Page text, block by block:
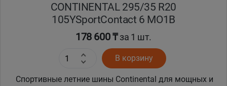
CONTINENTAL 295/35 R20
105YSportContact 6 MO1B
178 600 ₸за 1 шт.
В корзину
Спортивные летние шины Continental для мощных и